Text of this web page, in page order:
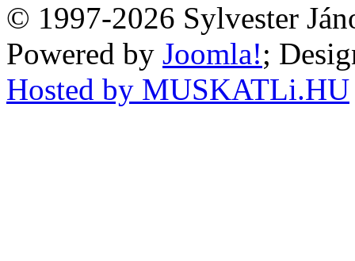
© 1997-2026 Sylvester
Powered by Joomla!;
Hosted by MUSKATLi.HU